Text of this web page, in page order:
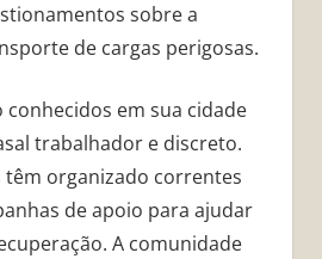
sobre a
de cargas perigosas.
conhecidos em sua cidade
trabalhador e discreto.
organizado correntes
de apoio para ajudar
A comunidade